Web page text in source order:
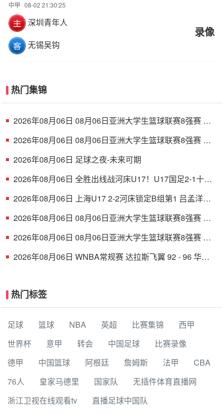
中甲 08-02 21:30:25
深圳青年人
无锡吴钩
录像
热门集锦
2026年08月06日 08月06日亚洲大学生篮球联赛8强赛 清
2026年08月06日 08月06日亚洲大学生篮球联赛8强赛 早
2026年08月06日 足球之夜-未来可期
2026年08月06日 全胜出线战河床U17！U17国足2-1十人
2026年08月06日 上海U17 2-2河床锁定B组第1 吕孟洋点
2026年08月06日 08月06日亚洲大学生篮球联赛8强赛 北
2026年08月06日 08月06日亚洲大学生篮球联赛8强赛 延
2026年08月06日 WNBA常规赛 达拉斯飞翼 92 - 96 华盛
热门标签
足球 篮球 NBA 英超 比赛集锦
西甲
世界杯
意甲 转会 中国足球
比赛录像
德甲
中国篮球 阿根廷 詹姆斯 法甲
CBA
76人
皇家马德里 国家队
无插件体育直播网
浙江卫视在线观看tv
直播足球中国队